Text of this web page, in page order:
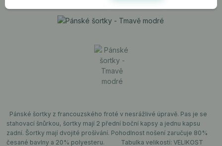
Pánské šortky z francouzského froté v nesrážlivé úpravě. Pas je se
stahovací šnůrkou, šortky mají 2 přední boční kapsy a jednu kapsu
zadní. Šortky mají dvojité prošívání. Pohodlnost nošení zaručuje 80%
česané bavlny a 20% polyesteru. Tabulka velikostí: VELIKOST